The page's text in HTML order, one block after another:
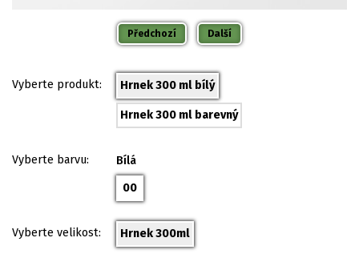
Předchozí Další
Vyberte produkt: Hrnek 300 ml bílý
Hrnek 300 ml barevný
Vyberte barvu:
Bílá
00
Vyberte velikost: Hrnek 300ml